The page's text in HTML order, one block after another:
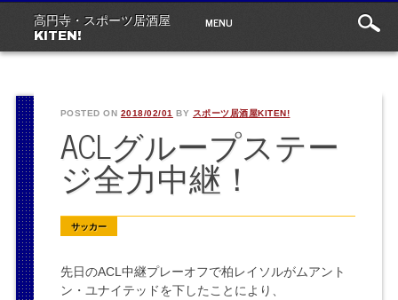
高円寺・スポーツ居酒屋
KITEN!
Main
MENU
POSTED ON 2018/02/01 BY スポーツ居酒屋KITEN!
ACLグループステー
ジ全力中継！
サッカー
先日のACL中継プレーオフで柏レイソルがムアント
ン・ユナイテッドを下したことにより、